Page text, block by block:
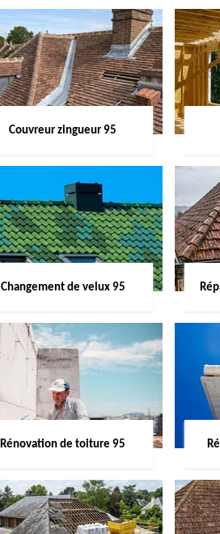
Couvreur zingueur 95
Changement de velux 95
Rénovation de toiture 95